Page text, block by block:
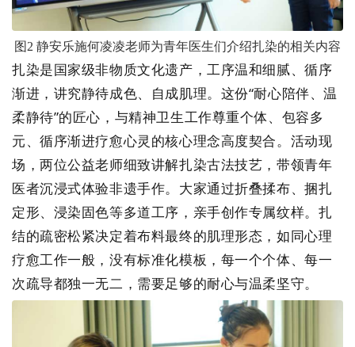
图 2 静安乐施何凌凌老师为青年医生们介绍扎染的相关内容
扎染是国家级非物质文化遗产，工序温和细腻、循序
渐进，讲究静待成色、自成肌理。这份“耐心陪伴、温
柔静待”的匠心，与精神卫生工作尊重个体、包容多
元、循序渐进疗愈心灵的核心理念高度契合。活动现
场，两位公益老师细致讲解扎染古法技艺，带领青年
医者沉浸式体验非遗手作。大家通过折叠揉布、捆扎
定形、浸染固色等多道工序，亲手创作专属纹样。扎
结的疏密松紧决定着布料最终的肌理形态，如同心理
疗愈工作一般，没有标准化模板，每一个个体、每一
次疏导都独一无二，需要足够的耐心与温柔坚守。